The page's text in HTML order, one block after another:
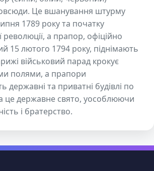
Це вшанування штурму
1789 року та початку
а прапор, офіційно
15 лютого 1794 року, піднімають
військовий парад крокує
полями, а прапори
державні та приватні будівлі по
це державне свято, уособлюючи
і братерство.